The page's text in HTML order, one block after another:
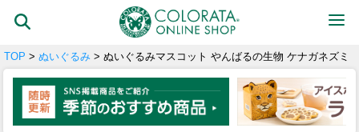
TOP > ぬいぐるみ > ぬいぐるみマスコット やんばるの生物 ケナガネズミ